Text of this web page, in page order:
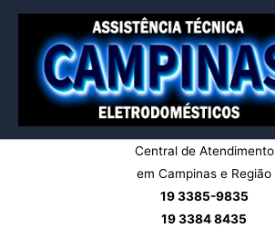
conteúdo
Central de Atendimento
em Campinas e Região
19 3385-9835
19 3384 8435